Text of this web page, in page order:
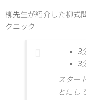
柳先生が紹介した柳式
クニック
3
3
スター
とにし